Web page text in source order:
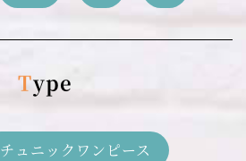
Type
チュニックワンピース